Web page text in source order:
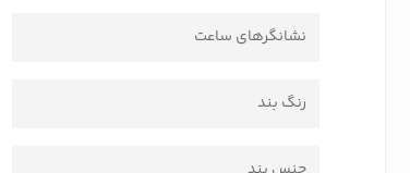
نشانگرهای ساعت
رنگ بند